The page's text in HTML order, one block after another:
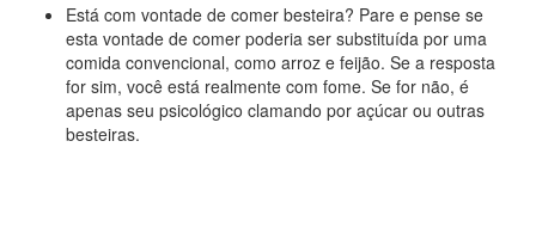
Está com vontade de comer besteira? Pare e pense se
esta vontade de comer poderia ser substituída por uma
comida convencional, como arroz e feijão. Se a resposta
for sim, você está realmente com fome. Se for não, é
apenas seu psicológico clamando por açúcar ou outras
besteiras.